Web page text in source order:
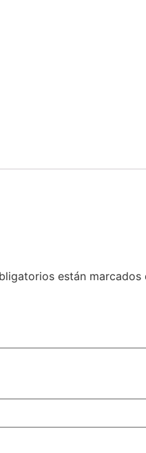
están marcados